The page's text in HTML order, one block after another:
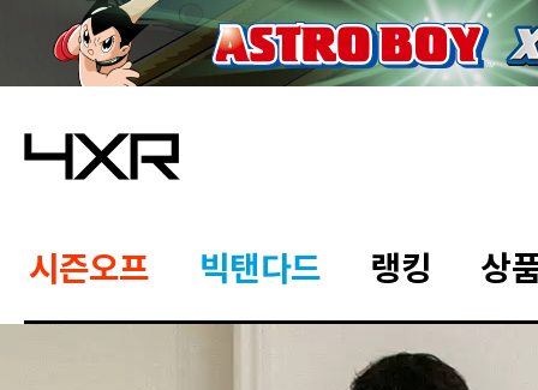
시즌오프 빅탠다드 랭킹 상